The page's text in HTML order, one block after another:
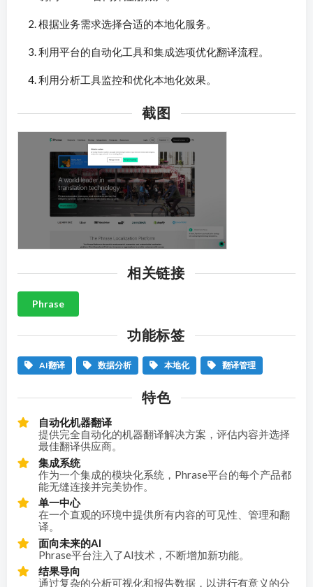
根据业务需求选择合适的本地化服务。
利用平台的自动化工具和集成选项优化翻译流程。
利用分析工具监控和优化本地化效果。
截图
相关链接
Phrase
功能标签
AI翻译 数据分析 本地化 翻译管理
特色
自动化机器翻译
提供完全自动化的机器翻译解决方案，评估内容并选择
最佳翻译供应商。
集成系统
作为一个集成的模块化系统，Phrase平台的每个产品都
能无缝连接并完美协作。
单一中心
在一个直观的环境中提供所有内容的可见性、管理和翻
译。
面向未来的AI
Phrase平台注入了AI技术，不断增加新功能。
结果导向
通过复杂的分析可视化和报告数据，以进行有意义的分